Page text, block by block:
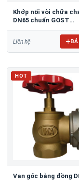
Khớp nối vòi chữa
DN65 chuẩn GOST
Liên hệ
HOT
Van góc bằng đồng